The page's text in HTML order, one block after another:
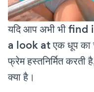
यदि आप अभी भी
a look at एक धूप का
फ्रेम हस्तनिर्मित
क्या है।